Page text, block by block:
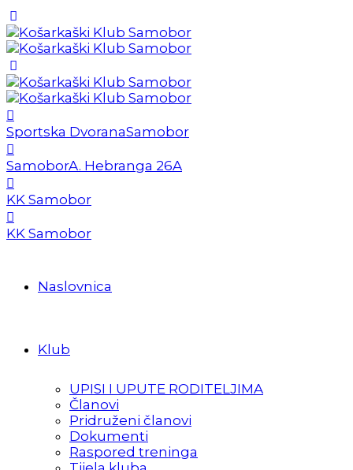
Sportska DvoranaSamobor
SamoborA. Hebranga 26A
KK Samobor
KK Samobor
Naslovnica
Klub
UPISI I UPUTE RODITELJIMA
Članovi
Pridruženi članovi
Dokumenti
Raspored treninga